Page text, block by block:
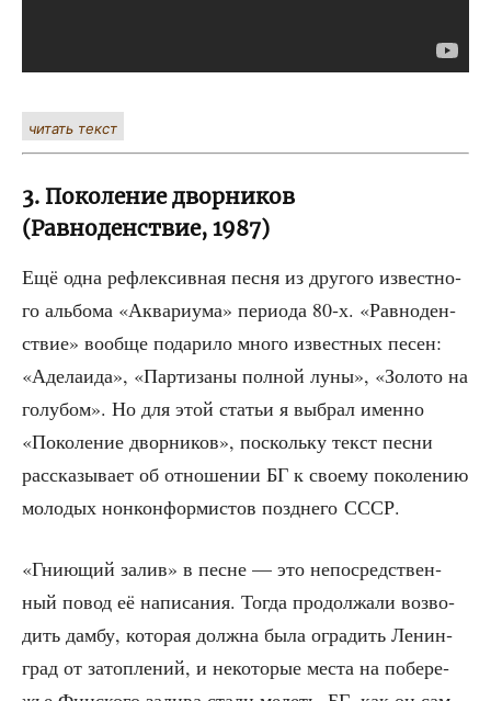
читать текст
3. Поколение дворников
(Равноденствие, 1987)
Ещё одна рефлек­сив­ная пес­ня из дру­го­го извест­но­
го аль­бо­ма «Аква­ри­ума» пери­о­да 80‑х. «Рав­но­ден­
ствие» вооб­ще пода­ри­ло мно­го извест­ных песен:
«Аде­ла­и­да», «Пар­ти­за­ны пол­ной луны», «Золо­то на
голу­бом». Но для этой ста­тьи я выбрал имен­но
«Поко­ле­ние двор­ни­ков», посколь­ку текст пес­ни
рас­ска­зы­ва­ет об отно­ше­нии БГ к сво­е­му поко­ле­нию
моло­дых нон­кон­фор­ми­стов позд­не­го СССР.
«Гни­ю­щий залив» в песне — это непо­сред­ствен­
ный повод её напи­са­ния. Тогда про­дол­жа­ли воз­во­
дить дам­бу, кото­рая долж­на была огра­дить Ленин­
град от затоп­ле­ний, и неко­то­рые места на побе­ре­